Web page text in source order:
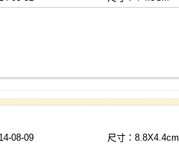
08-09
尺寸：8.8X4.4cm